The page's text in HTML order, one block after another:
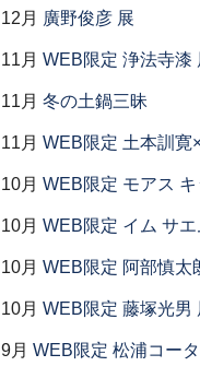
12月 廣野俊彦 展
11月 WEB限定 浄法寺漆
11月 冬の土鍋三昧
11月 WEB限定 土本訓寛
10月 WEB限定 モアス
10月 WEB限定 イム サ
10月 WEB限定 阿部慎太
10月 WEB限定 藤塚光男
9月 WEB限定 松浦コー